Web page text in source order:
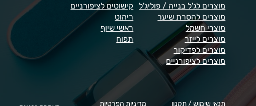
קישוטים לציפורניים
ריהוט
ראשי שיוף
תפוח
מוצרים לג'ל בנייה / פוליג'ל
מוצרים להסרת שיער
מוצרי חשמל
מוצרים לייזר
מוצרים לפדיקור
מוצרים לציפורניים
מדיניות הפרטיות תנאי שימוש / תקנון